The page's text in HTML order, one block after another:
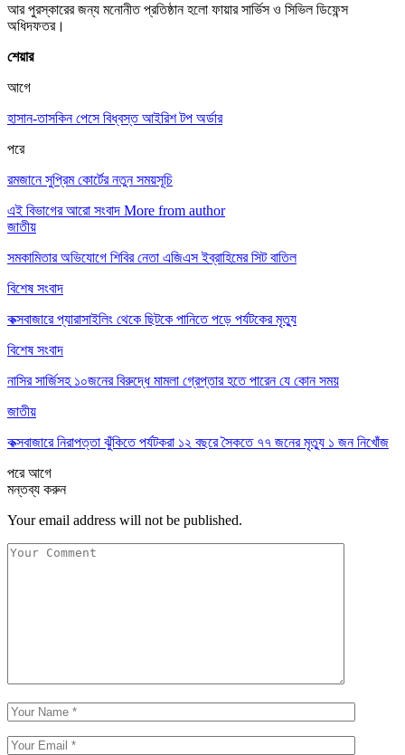
আর পুরস্কারের জন্য মনোনীত প্রতিষ্ঠান হলো ফায়ার সার্ভিস ও সিভিল ডিফেন্স
অধিদফতর।
শেয়ার
আগে
হাসান-তাসকিন পেসে বিধ্বস্ত আইরিশ টপ অর্ডার
পরে
রমজানে সুপ্রিম কোর্টের নতুন সময়সূচি
এই বিভাগের আরো সংবাদ More from author
জাতীয়
সমকামিতার অভিযোগে শিবির নেতা এজিএস ইব্রাহিমের সিট বাতিল
বিশেষ সংবাদ
কক্সবাজারে প্যারাসাইলিং থেকে ছিটকে পানিতে পড়ে পর্যটকের মৃত্যু
বিশেষ সংবাদ
নাসির সার্জিসহ ১০জনের বিরুদ্ধে মামলা গ্রেপ্তার হতে পারেন যে কোন সময়
জাতীয়
কক্সবাজারে নিরাপত্তা ঝুঁকিতে পর্যটকরা ১২ বছরে সৈকতে ৭৭ জনের মৃত্যু ১ জন নিখোঁজ
পরেআগে
মন্তব্য করুন
Your email address will not be published.